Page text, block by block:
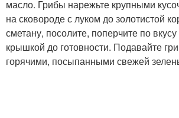
масло. Грибы нарежьте крупными
на сковороде с луком до золотистой
сметану, посолите, поперчите по
крышкой до готовности. Подавайте
горячими, посыпанными свежей